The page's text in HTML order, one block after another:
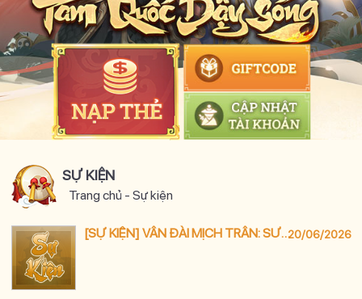
SỰ KIỆN
Trang chủ -Sự kiện
[SỰ KIỆN] VÂN ĐÀI MỊCH TRÂN: SƯU TẬP ĐÁ THẦN – KÍCH HOẠT Ý CHÍ20/06/2026